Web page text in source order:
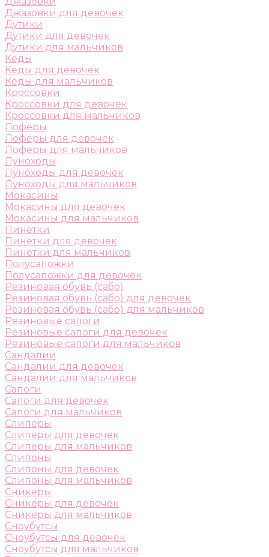
Джазовки для девочек
Дутики
Дутики для девочек
Дутики для мальчиков
Кеды
Кеды для девочек
Кеды для мальчиков
Кроссовки
Кроссовки для девочек
Кроссовки для мальчиков
Лоферы
Лоферы для девочек
Лоферы для мальчиков
Луноходы
Луноходы для девочек
Луноходы для мальчиков
Мокасины
Мокасины для девочек
Мокасины для мальчиков
Пинетки
Пинетки для девочек
Пинетки для мальчиков
Полусапожки
Полусапожки для девочек
Резиновая обувь (сабо)
Резиновая обувь (сабо) для девочек
Резиновая обувь (сабо) для мальчиков
Резиновые сапоги
Резиновые сапоги для девочек
Резиновые сапоги для мальчиков
Сандалии
Сандалии для девочек
Сандалии для мальчиков
Сапоги
Сапоги для девочек
Сапоги для мальчиков
Слиперы
Слиперы для девочек
Слиперы для мальчиков
Слипоны
Слипоны для девочек
Слипоны для мальчиков
Сникеры
Сникеры для девочек
Сникеры для мальчиков
Сноубутсы
Сноубутсы для девочек
Сноубутсы для мальчиков